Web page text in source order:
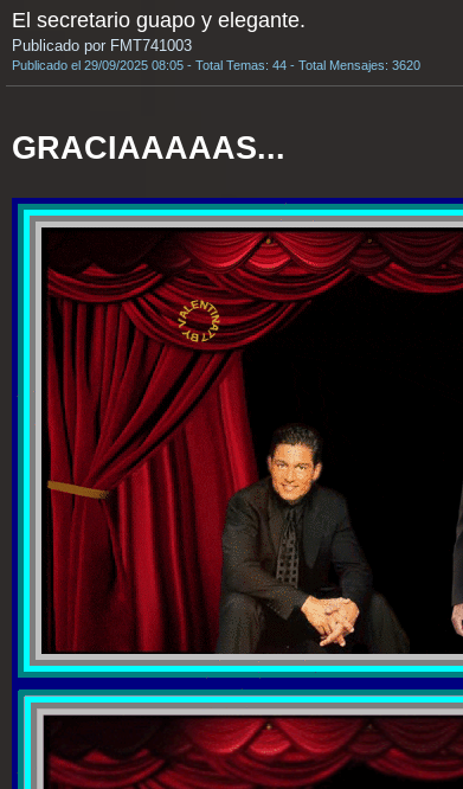
El secretario guapo y elegante.
Publicado por FMT741003
Publicado el 29/09/2025 08:05 - Total Temas: 44 - Total Mensajes: 3620
GRACIAAAAAS...